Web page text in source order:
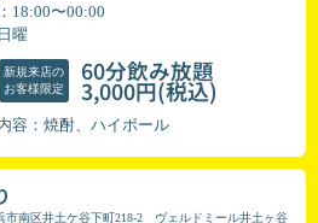
18:00〜00:00
曜
新規来店の
お客様限定
60分飲み放題
3,000円(税込)
容：焼酎、ハイボール
市南区井土ケ谷下町218-2 ヴェルドミール井土ヶ谷